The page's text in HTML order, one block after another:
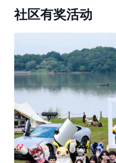
社区有奖活动